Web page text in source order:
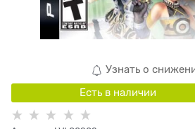
Узнать о
Есть в наличии